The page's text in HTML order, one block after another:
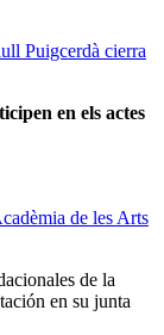
Puigcerdà cierra
en els actes
de les Arts
de la
en su junta